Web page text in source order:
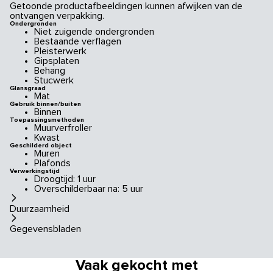
Getoonde productafbeeldingen kunnen afwijken van de
ontvangen verpakking.
Ondergronden
Niet zuigende ondergronden
Bestaande verflagen
Pleisterwerk
Gipsplaten
Behang
Stucwerk
Glansgraad
Mat
Gebruik binnen/buiten
Binnen
Toepassingsmethoden
Muurverfroller
Kwast
Geschilderd object
Muren
Plafonds
Verwerkingstijd
Droogtijd: 1 uur
Overschilderbaar na: 5 uur
Duurzaamheid
Gegevensbladen
Vaak gekocht met